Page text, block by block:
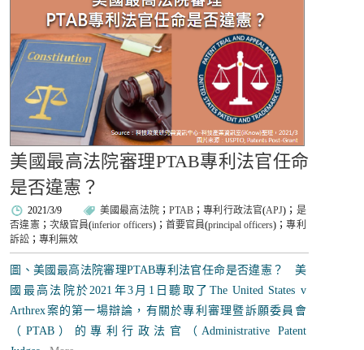
美國最高法院審理PTAB專利法官任命
是否違憲？
2021/3/9 美國最高法院 ；PTAB ；專利行政法官(APJ)； 是
否違憲 ； 次級官員(inferior officers)； 首要官員(principal officers)；專利
訴訟 ；專利無效
圖、美國最高法院審理PTAB專利法官任命是否違憲？ 美
國最高法院於2021年3月1日聽取了The United States v
Arthrex案的第一場辯論，有關於專利審理暨訴願委員會
（PTAB）的專利行政法官（Administrative Patent